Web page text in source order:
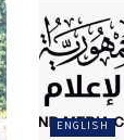
ENGLISH